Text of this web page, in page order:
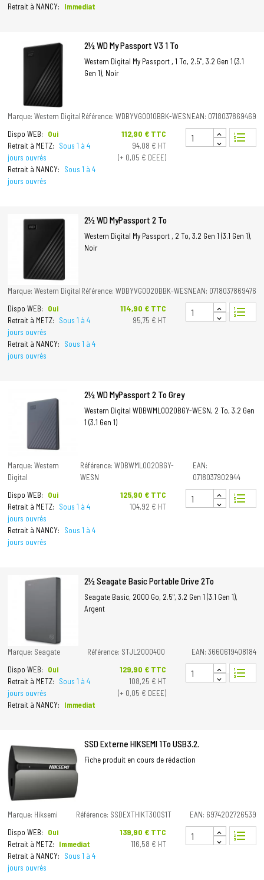
Retrait à NANCY: Immediat
2½ WD My Passport V3 1 To
Western Digital My Passport , 1 To, 2.5", 3.2 Gen 1 (3.1
Gen 1), Noir
Marque: Western DigitalRéférence: WDBYVG0010BBK-WESNEAN: 0718037869469
Dispo WEB:
Oui
Retrait à METZ:
Sous 1 à 4
jours ouvrés
Retrait à NANCY:
Sous 1 à 4
jours ouvrés
Prix
112,90 € TTC
94,08 € HT
(+ 0,05 € DEEE)
format_list_numbered
2½ WD MyPassport 2 To
Western Digital My Passport , 2 To, 3.2 Gen 1 (3.1 Gen 1),
Noir
Marque: Western DigitalRéférence: WDBYVG0020BBK-WESNEAN: 0718037869476
Dispo WEB:
Oui
Retrait à METZ:
Sous 1 à 4
jours ouvrés
Retrait à NANCY:
Sous 1 à 4
jours ouvrés
Prix
114,90 € TTC
95,75 € HT
format_list_numbered
2½ WD MyPassport 2 To Grey
Western Digital WDBWML0020BGY-WESN, 2 To, 3.2 Gen
1 (3.1 Gen 1)
Marque: Western
Digital
Référence: WDBWML0020BGY-
WESN
EAN:
0718037902944
Dispo WEB:
Oui
Retrait à METZ:
Sous 1 à 4
jours ouvrés
Retrait à NANCY:
Sous 1 à 4
jours ouvrés
Prix
125,90 € TTC
104,92 € HT
format_list_numbered
2½ Seagate Basic Portable Drive 2To
Seagate Basic, 2000 Go, 2.5", 3.2 Gen 1 (3.1 Gen 1),
Argent
Marque: Seagate Référence: STJL2000400
EAN: 3660619408184
Dispo WEB:
Oui
Retrait à METZ:
Sous 1 à 4
jours ouvrés
Retrait à NANCY:
Immediat
Prix
129,90 € TTC
108,25 € HT
(+ 0,05 € DEEE)
format_list_numbered
SSD Externe HIKSEMI 1To USB3.2.
Fiche produit en cours de rédaction
Marque: Hiksemi Référence: SSDEXTHIKT300S1T
EAN: 6974202726539
Dispo WEB:
Oui
Retrait à METZ:
Immediat
Retrait à NANCY:
Sous 1 à 4
jours ouvrés
Prix
139,90 € TTC
116,58 € HT
format_list_numbered